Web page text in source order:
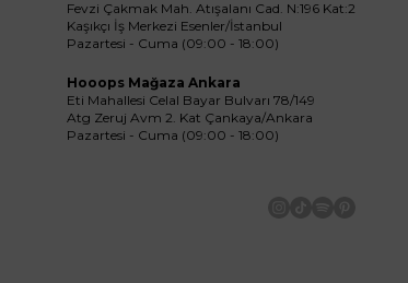
Fevzi Çakmak Mah. Atışalanı Cad. N:196 Kat:2
Kaşıkçı İş Merkezi Esenler/İstanbul
Pazartesi - Cuma (09:00 - 18:00)
Hooops Mağaza Ankara
Eti Mahallesi Celal Bayar Bulvarı 78/149
Atg Zeruj Avm 2. Kat Çankaya/Ankara
Pazartesi - Cuma (09:00 - 18:00)